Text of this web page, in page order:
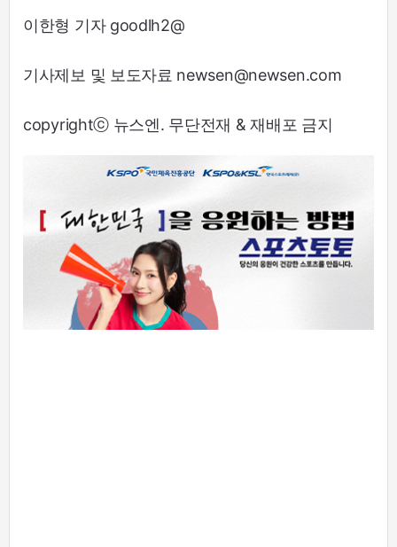
이한형 기자 goodlh2@
기사제보 및 보도자료 newsen@newsen.com
copyrightⓒ 뉴스엔. 무단전재 & 재배포 금지